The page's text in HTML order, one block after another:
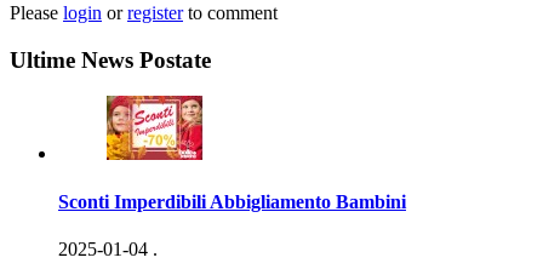
Please login orregisterto comment
Ultime News Postate
Sconti Imperdibili Abbigliamento Bambini
2025-01-04 .